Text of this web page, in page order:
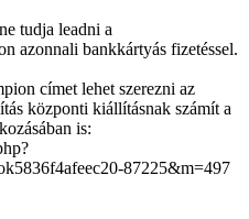
tudja leadni a
azonnali bankkártyás fizetéssel.
címet lehet szerezni az
központi kiállításnak számít a
is:
87225&m=497